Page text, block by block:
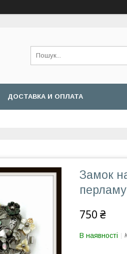
ДОСТАВКА И ОПЛАТА
Замок
750 ₴
В наявності